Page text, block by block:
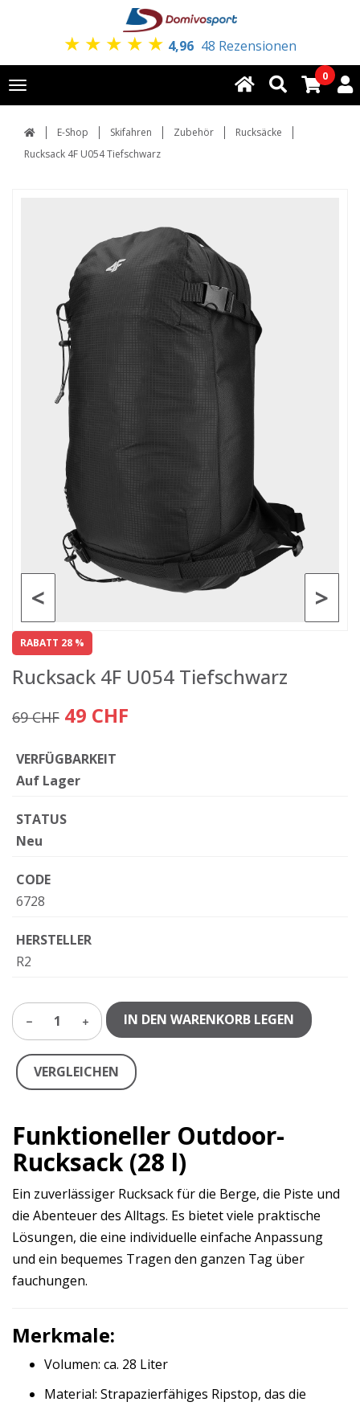
★ ★ ★ ★ ★ 4,96 48 Rezensionen
Toggle
navigation
0
E-Shop Skifahren Zubehör
Rucksäcke
Rucksack 4F U054 Tiefschwarz
>
<
RABATT 28 %
Rucksack 4F U054 Tiefschwarz
69 CHF 49 CHF
VERFÜGBARKEIT
Auf Lager
STATUS
Neu
CODE
6728
HERSTELLER
R2
1 IN DEN WARENKORB LEGEN
VERGLEICHEN
Funktioneller Outdoor-
Rucksack (28 l)
Ein zuverlässiger Rucksack für die Berge, die Piste und
die Abenteuer des Alltags. Es bietet viele praktische
Lösungen, die eine individuelle einfache Anpassung
und ein bequemes Tragen den ganzen Tag über
fauchungen.
Merkmale:
Volumen: ca. 28 Liter
Material: Strapazierfähiges Ripstop, das die